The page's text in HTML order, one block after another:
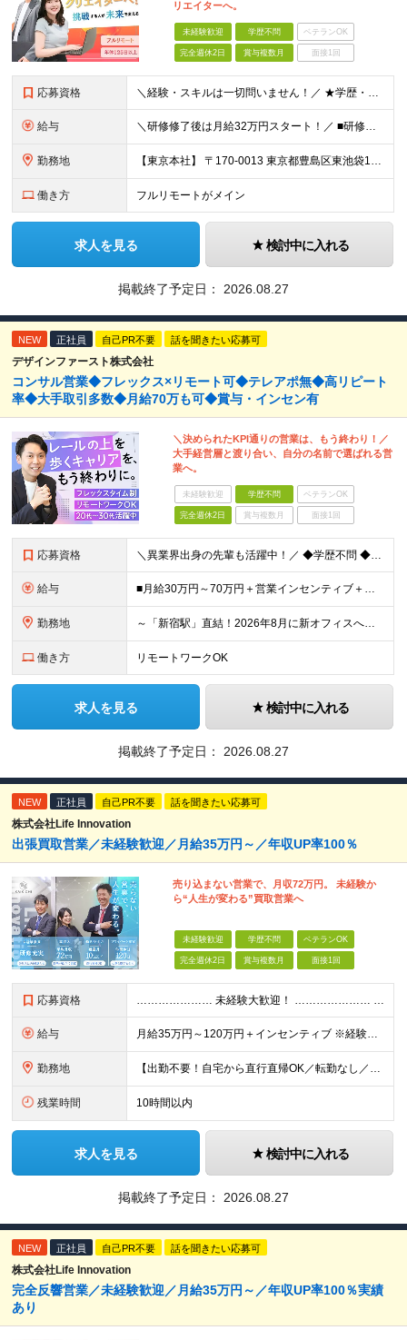
リエイターへ。
未経験歓迎 学歴不問 ベテランOK
完全週休2日 賞与複数月 面接1回
応募資格 ＼経験・スキルは一切問いません！／ ★学歴・職歴不問 ★未経験・第二新卒歓迎！ ★正社員デビューも応援します！
給与 ＼研修修了後は月給32万円スタート！／ ■研修修了後 月給32万円＋賞与＋インセンティブ賞与 ※残業代は別途支給 ▽研修期間（6カ月）▽ 【経験者】 （営業・接客・マーケティングなどの経験をお持
勤務地 【東京本社】 〒170-0013 東京都豊島区東池袋1-17-11 パークハイツ池袋
働き方 フルリモートがメイン
求人を見る 検討中に入れる
掲載終了予定日： 2026.08.27
NEW 正社員 自己PR不要 話を聞きたい応募可
デザインファースト株式会社
コンサル営業◆フレックス×リモート可◆テレアポ無◆高リピート
率◆大手取引多数◆月給70万も可◆賞与・インセン有
＼決められたKPI通りの営業は、もう終わり！／
大手経営層と渡り合い、自分の名前で選ばれる営
業へ。
未経験歓迎 学歴不問 ベテランOK
完全週休2日 賞与複数月 面接1回
応募資格 ＼異業界出身の先輩も活躍中！／ ◆学歴不問 ◆何らかの営業経験をお持ちの方(個人・法人は不問) ＼以下のような方を歓迎しています／ ・型にはまった営業からコンサルへステップアップしたい方 ・自分の提
給与 ■月給30万円～70万円＋営業インセンティブ＋業績連動賞与 ※これまでのご経験やスキルを十分に考慮のうえで決定いたします。 ※みなし残業手当などの詳細な条件については面接時にご案内いたします。 ※試
勤務地 ～「新宿駅」直結！2026年8月に新オフィスへ移転予定～ ★WeWork内のワークスペースやカフェスペース、フリードリンクなど利用可 ■リンクスクエア新宿 東京都渋谷区千駄ヶ谷5-27-5 ※(変
働き方 リモートワークOK
求人を見る 検討中に入れる
掲載終了予定日： 2026.08.27
NEW 正社員 自己PR不要 話を聞きたい応募可
株式会社Life Innovation
出張買取営業／未経験歓迎／月給35万円～／年収UP率100％
売り込まない営業で、月収72万円。 未経験か
ら“人生が変わる”買取営業へ
未経験歓迎 学歴不問 ベテランOK
完全週休2日 賞与複数月 面接1回
応募資格 ………………… 未経験大歓迎！ ………………… 必要なのは、普通自動車免許のみ。 学歴・経験は一切不問です！ ★先輩たちの前職★ 事務職、飲食スタッフ、不動産・保険の営業など さまざまなバックグラウ
給与 月給35万円～120万円＋インセンティブ ※経験やスキルを考慮し優遇します ※1カ月に1回のFB面談をもとに、給与の査定を行います 「売る」のではなく「買い取る」営業なので、未経験スタートでも成果が
勤務地 【出勤不要！自宅から直行直帰OK／転勤なし／業績拡大につき大阪市に新拠点オープン♪】 大阪府大阪市中央区農人橋3丁目2-7 堺筋本町千寿ビル6F
残業時間 10時間以内
求人を見る 検討中に入れる
掲載終了予定日： 2026.08.27
NEW 正社員 自己PR不要 話を聞きたい応募可
株式会社Life Innovation
完全反響営業／未経験歓迎／月給35万円～／年収UP率100％実績
あり